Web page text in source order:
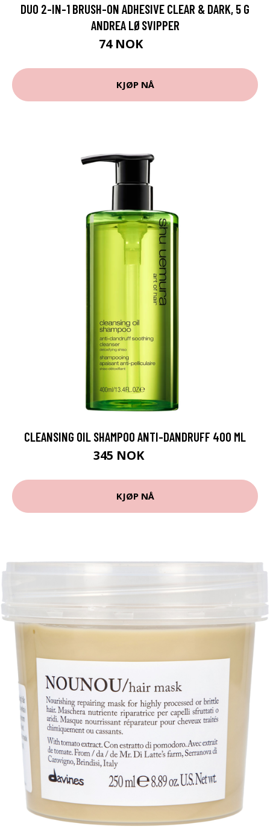
DUO 2-IN-1 BRUSH-ON ADHESIVE CLEAR & DARK, 5 G
ANDREA LØSVIPPER
74 NOK
KJØP NÅ
CLEANSING OIL SHAMPOO ANTI-DANDRUFF 400 ML
345 NOK
KJØP NÅ